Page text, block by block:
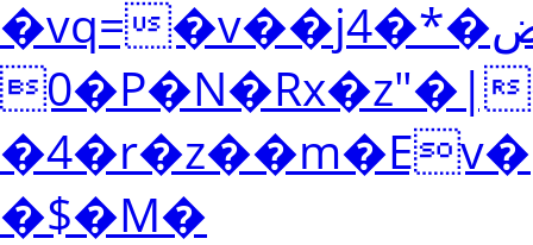
�vq=�v��jض�*�4;;��L&�����MQȦ3\w����<�c�Y�g�zzzZ�
0�P�N�Rx�z"�|
�4�r�z��m�Ev�څm� .ڽ���>?
�$�M�